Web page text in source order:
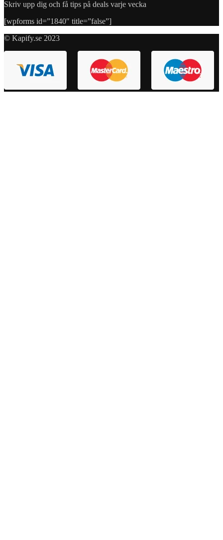
Skriv upp dig och få tips på deals varje vecka
[wpforms id=”1840″ title=”false”]
© Kapify.se 2023